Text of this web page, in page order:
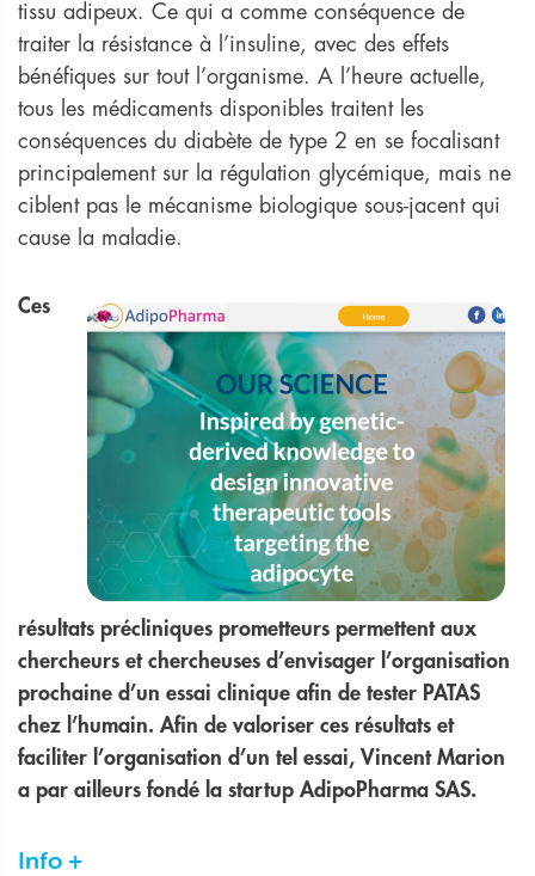
tissu adipeux. Ce qui a comme conséquence de
traiter la résistance à l’insuline, avec des effets
bénéfiques sur tout l’organisme. A l’heure actuelle,
tous les médicaments disponibles traitent les
conséquences du diabète de type 2 en se focalisant
principalement sur la régulation glycémique, mais ne
ciblent pas le mécanisme biologique sous-jacent qui
cause la maladie.
Ces
résultats précliniques prometteurs permettent aux
chercheurs et chercheuses d’envisager l’organisation
prochaine d’un essai clinique afin de tester PATAS
chez l’humain. Afin de valoriser ces résultats et
faciliter l’organisation d’un tel essai, Vincent Marion
a par ailleurs fondé la startup AdipoPharma SAS.
Info +